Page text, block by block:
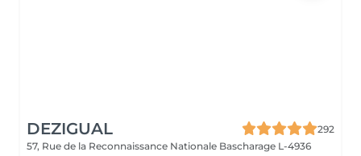
DEZIGUAL
292
57, Rue de la Reconnaissance Nationale Bascharage L-4936